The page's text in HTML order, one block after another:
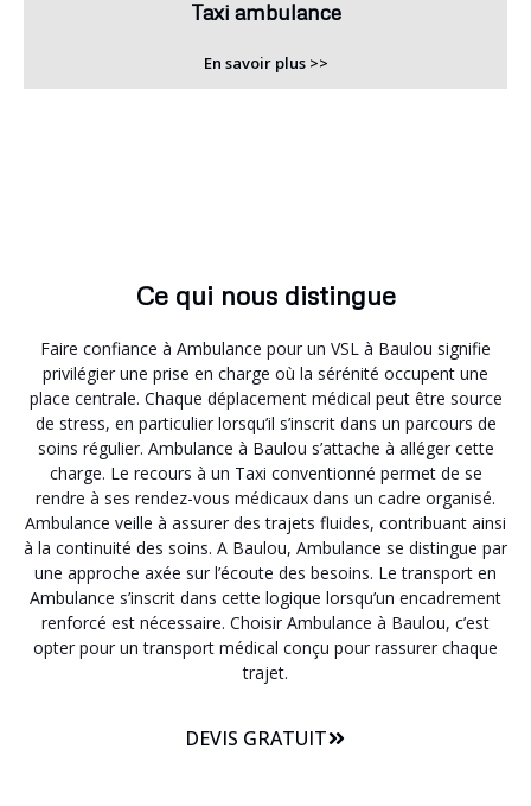
Taxi ambulance
En savoir plus >>
Ce qui nous distingue
Faire confiance à Ambulance pour un VSL à Baulou signifie
privilégier une prise en charge où la sérénité occupent une
place centrale. Chaque déplacement médical peut être source
de stress, en particulier lorsqu’il s’inscrit dans un parcours de
soins régulier. Ambulance à Baulou s’attache à alléger cette
charge. Le recours à un Taxi conventionné permet de se
rendre à ses rendez-vous médicaux dans un cadre organisé.
Ambulance veille à assurer des trajets fluides, contribuant ainsi
à la continuité des soins. A Baulou, Ambulance se distingue par
une approche axée sur l’écoute des besoins. Le transport en
Ambulance s’inscrit dans cette logique lorsqu’un encadrement
renforcé est nécessaire. Choisir Ambulance à Baulou, c’est
opter pour un transport médical conçu pour rassurer chaque
trajet.
DEVIS GRATUIT